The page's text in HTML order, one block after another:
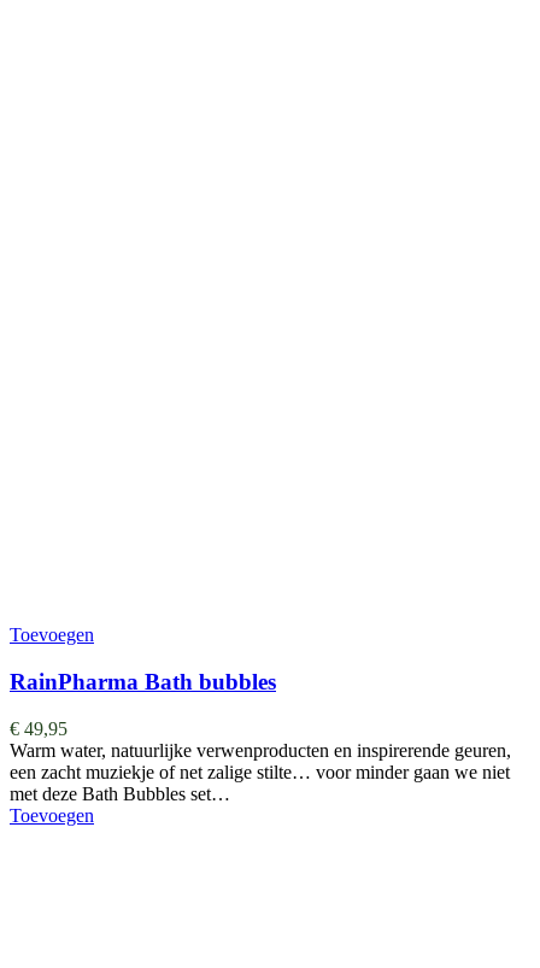
Toevoegen
RainPharma Bath bubbles
€ 49,95
Warm water, natuurlijke verwenproducten en inspirerende geuren,
een zacht muziekje of net zalige stilte… voor minder gaan we niet
met deze Bath Bubbles set…
Toevoegen